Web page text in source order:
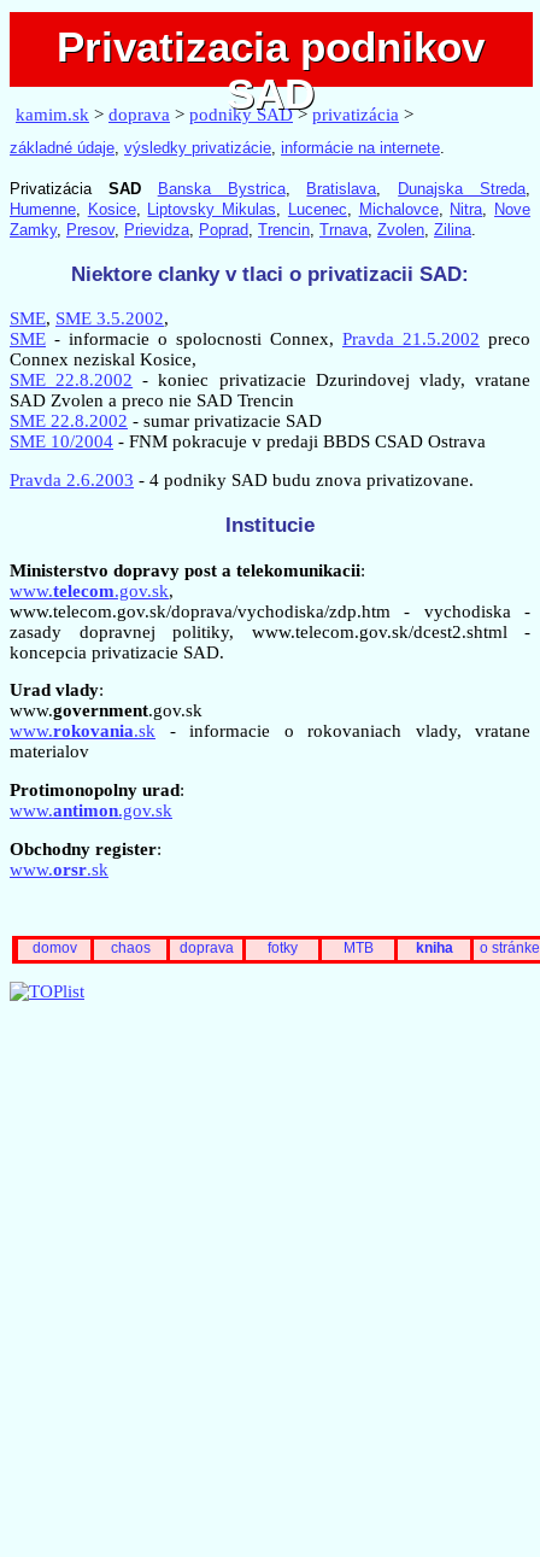
Privatizacia podnikov
SAD
Privatizacia podnikov
SAD
kamim.sk > doprava > podniky SAD>privatizácia >
základné údaje výsledky privatizácie informácie na internete
Privatizácia SAD Banska Bystrica, Bratislava Dunajska Streda
Humenne
Kosice, Liptovsky Mikulas Lucenec Michalovce, Nitra
Nove
Zamky, Presov, Prievidza Poprad Trencin Trnava Zvolen Zilina
Niektore clanky v tlaci o privatizacii SAD:
SME, SME 3.5.2002,
SME - informacie o spolocnosti Connex, Pravda 21.5.2002 preco
Connex neziskal Kosice,
SME 22.8.2002 - koniec privatizacie Dzurindovej vlady, vratane
SAD Zvolen a preco nie SAD Trencin
SME 22.8.2002 - sumar privatizacie SAD
SME 10/2004 - FNM pokracuje v predaji BBDS CSAD Ostrava
Pravda 2.6.2003 - 4 podniky SAD budu znova privatizovane.
Institucie
Ministerstvo dopravy post a telekomunikacii:
www.telecom.gov.sk,
www.telecom.gov.sk/doprava/vychodiska/zdp.htm - vychodiska -
zasady dopravnej politiky, www.telecom.gov.sk/dcest2.shtml -
koncepcia privatizacie SAD.
Urad vlady:
www.government.gov.sk
www.rokovania.sk - informacie o rokovaniach vlady, vratane
materialov
Protimonopolny urad:
www.antimon.gov.sk
Obchodny register:
www.orsr.sk
domov chaos doprava fotky MTB kniha o stránke